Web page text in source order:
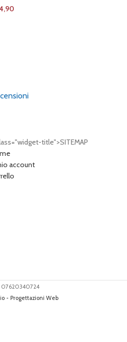
title">SITEMAP
account
07620340724
- Progettazioni Web